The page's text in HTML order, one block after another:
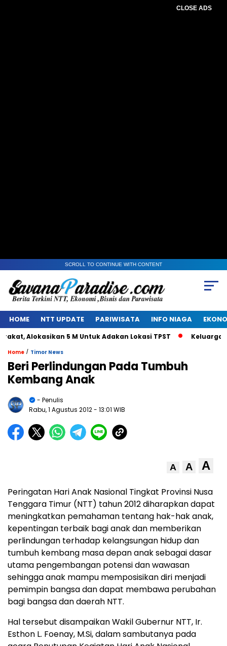
CLOSE ADS
SCROLL TO CONTINUE WITH CONTENT
HOME NTT UPDATE PARIWISATA INFO NIAGA
Alokasikan 5 M Untuk Adakan Lokasi TPST Keluarga
Home / Timor News
Beri Perlindungan Pada Tumbuh
Kembang Anak
- Penulis
Rabu, 1 Agustus 2012- 13:01 WIB
A A A
Peringatan Hari Anak Nasional Tingkat Provinsi Nusa
Tenggara Timur (NTT) tahun 2012 diharapkan dapat
meningkatkan pemahaman tentang hak-hak anak,
kepentingan terbaik bagi anak dan memberikan
perlindungan terhadap kelangsungan hidup dan
tumbuh kembang masa depan anak sebagai dasar
utama pengembangan potensi dan wawasan
sehingga anak mampu memposisikan diri menjadi
pemimpin bangsa dan dapat membawa perubahan
bagi bangsa dan daerah NTT.
Hal tersebut disampaikan Wakil Gubernur NTT, Ir.
Esthon L. Foenay, M.Si, dalam sambutanya pada